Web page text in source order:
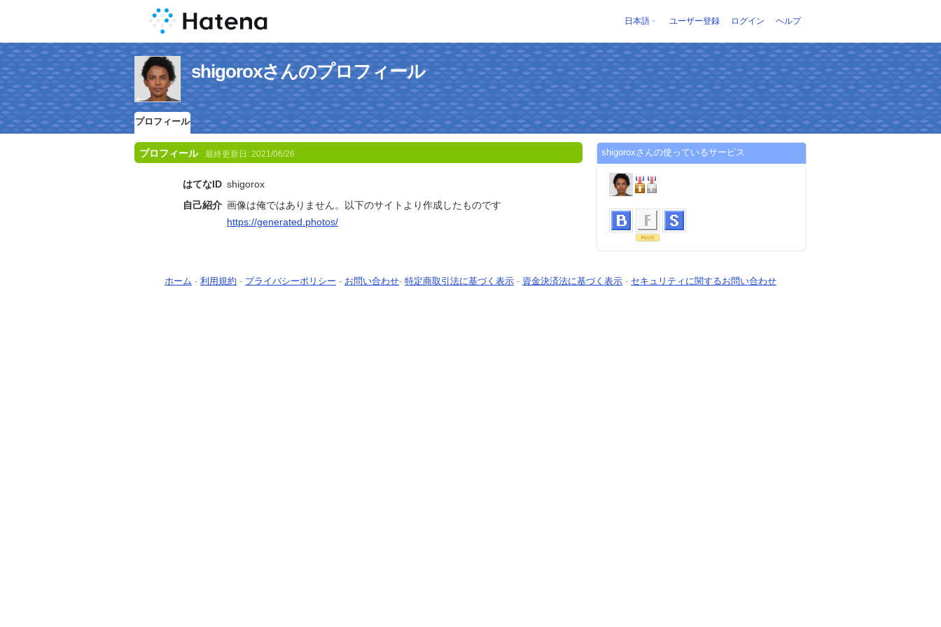
日本語 ユーザー登録 ログイン ヘルプ
shigoroxさんのプロフィール
プロフィール
プロフィール 最終更新日: 2021/06/26
はてなID shigorox
自己紹介 画像は俺ではありません。以下のサイトより作成したものです
https://generated.photos/
shigoroxさんの使っているサービス
ホーム - 利用規約 - プライバシーポリシー - お問い合わせ- 特定商取引法に基づく表示 - 資金決済法に基づく表示 - セキュリティに関するお問い合わせ